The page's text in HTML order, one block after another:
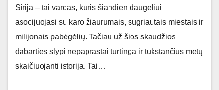
Sirija – tai vardas, kuris šiandien daugeliui
asocijuojasi su karo žiaurumais, sugriautais miestais ir
milijonais pabėgėlių. Tačiau už šios skaudžios
dabarties slypi nepaprastai turtinga ir tūkstančius metų
skaičiuojanti istorija. Tai…